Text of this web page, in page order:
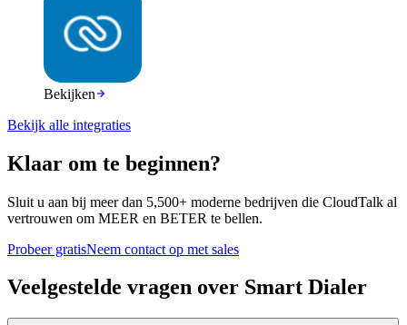
Bekijken
Bekijk alle integraties
Klaar om te beginnen?
Sluit u aan bij meer dan 5,500+ moderne bedrijven die CloudTalk al
vertrouwen om MEER en BETER te bellen.
Probeer gratisNeem contact op met sales
Veelgestelde vragen over Smart Dialer